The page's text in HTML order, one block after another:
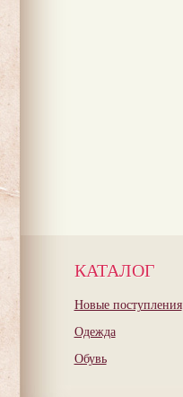
КАТАЛОГ
Новые поступления
Одежда
Обувь